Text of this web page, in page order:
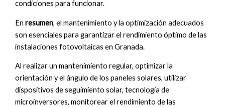
condiciones para funcionar.
Enresumen, el mantenimiento y la optimización adecuados
son esenciales para garantizar el rendimiento óptimo de las
instalaciones fotovoltaicas en Granada.
Al realizar un mantenimiento regular, optimizar la
orientación y el ángulo de los paneles solares, utilizar
dispositivos de seguimiento solar, tecnología de
microinversores, monitorear el rendimiento de las